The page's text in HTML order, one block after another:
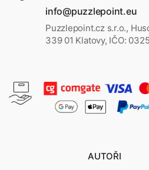
info@puzzlepoint.eu
Puzzlepoint.cz s.r.o.,
339 01 Klatovy, IČO:
AUTOŘI